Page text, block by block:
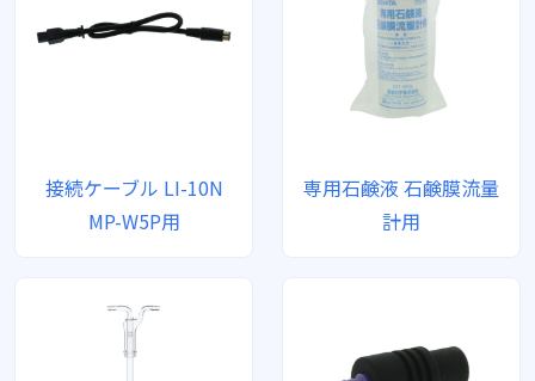
接続ケーブル LI-10N
MP-W5P用
専用石鹸液 石鹸膜流量
計用